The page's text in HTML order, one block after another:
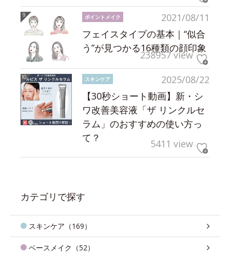
2021/08/11
ポイントメイク
フェイスタイプの基本｜“似合
う”が見つかる16種類の顔印象
238957 view
2025/08/22
スキンケア
【30秒ショート動画】新・シ
ワ改善美容液「ザ リンクルセ
ラム」のおすすめの使い方っ
て？
5411 view
カテゴリで探す
スキンケア（169）
ベースメイク（52）